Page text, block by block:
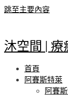
跳至主要內容
沐空間 | 療
首頁
阿賽斯特萊
阿賽